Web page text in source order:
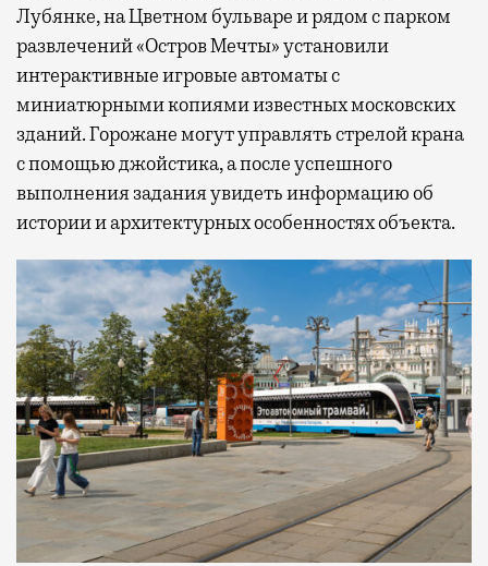
Лубянке, на Цветном бульваре и рядом с парком
развлечений «Остров Мечты» установили
интерактивные игровые автоматы с
миниатюрными копиями известных московских
зданий. Горожане могут управлять стрелой крана
с помощью джойстика, а после успешного
выполнения задания увидеть информацию об
истории и архитектурных особенностях объекта.